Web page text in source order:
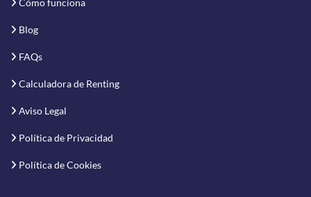
Cómo funciona
Blog
FAQs
Calculadora de Renting
Aviso Legal
Política de Privacidad
Política de Cookies